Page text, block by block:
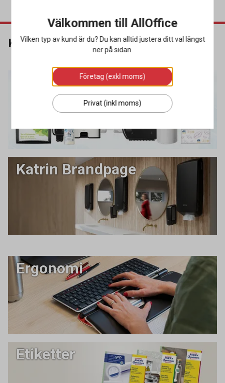
Köpguider
Tork Brandshop
Katrin Brandpage
Ergonomi
Etiketter
Välkommen till AllOffice
Vilken typ av kund är du? Du kan alltid justera ditt val längst
ner på sidan.
Företag (exkl moms)
Privat (inkl moms)